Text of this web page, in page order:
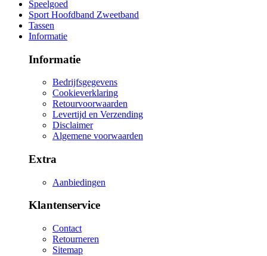
Speelgoed
Sport Hoofdband Zweetband
Tassen
Informatie
Informatie
Bedrijfsgegevens
Cookieverklaring
Retourvoorwaarden
Levertijd en Verzending
Disclaimer
Algemene voorwaarden
Extra
Aanbiedingen
Klantenservice
Contact
Retourneren
Sitemap